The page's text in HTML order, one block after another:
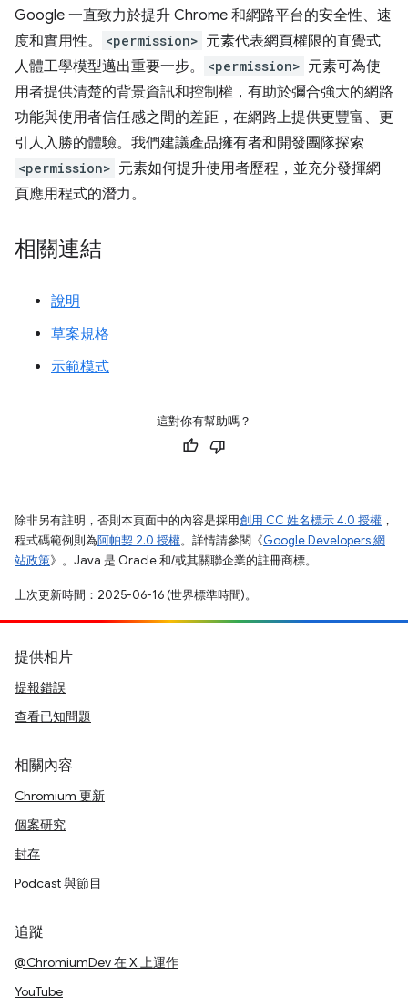
Google 一直致力於提升 Chrome 和網路平台的安全性、速
度和實用性。
<permission> 元素代表網頁權限的直覺式
人體工學模型邁出重要一步。
<permission> 元素可為使
用者提供清楚的背景資訊和控制權，有助於彌合強大的網路
功能與使用者信任感之間的差距，在網路上提供更豐富、更
引人入勝的體驗。我們建議產品擁有者和開發團隊探索
<permission> 元素如何提升使用者歷程，並充分發揮網
頁應用程式的潛力。
相關連結
說明
草案規格
示範模式
這對你有幫助嗎？
除非另有註明，否則本頁面中的內容是採用創用 CC 姓名標示 4.0 授權 ，
程式碼範例則為阿帕契 2.0 授權。詳情請參閱《Google Developers 網
站政策》。Java 是 Oracle 和/或其關聯企業的註冊商標。
上次更新時間：2025-06-16 (世界標準時間)。
提供相片
提報錯誤
查看已知問題
相關內容
Chromium 更新
個案研究
封存
Podcast 與節目
追蹤
@ChromiumDev 在 X 上運作
YouTube